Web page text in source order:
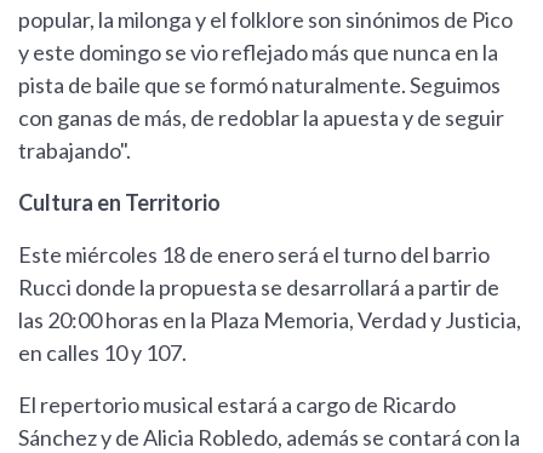
popular, la milonga y el folklore son sinónimos de Pico
y este domingo se vio reflejado más que nunca en la
pista de baile que se formó naturalmente. Seguimos
con ganas de más, de redoblar la apuesta y de seguir
trabajando".
Cultura en Territorio
Este miércoles 18 de enero será el turno del barrio
Rucci donde la propuesta se desarrollará a partir de
las 20:00 horas en la Plaza Memoria, Verdad y Justicia,
en calles 10 y 107.
El repertorio musical estará a cargo de Ricardo
Sánchez y de Alicia Robledo, además se contará con la